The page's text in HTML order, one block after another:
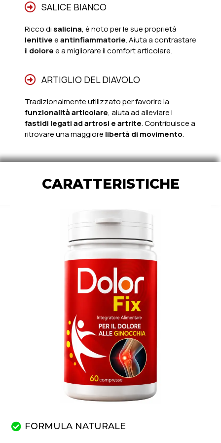
SALICE BIANCO
Ricco di salicina, è noto per le sue proprietà
lenitiveeantinfiammatorie. Aiuta a contrastare
il doloree a migliorare il comfort articolare.
ARTIGLIO DEL DIAVOLO
Tradizionalmente utilizzato per favorire la
funzionalità articolare, aiuta ad alleviare i
fastidi legati ad artrosi e artrite. Contribuisce a
ritrovare una maggiore libertà di movimento.
CARATTERISTICHE
FORMULA NATURALE